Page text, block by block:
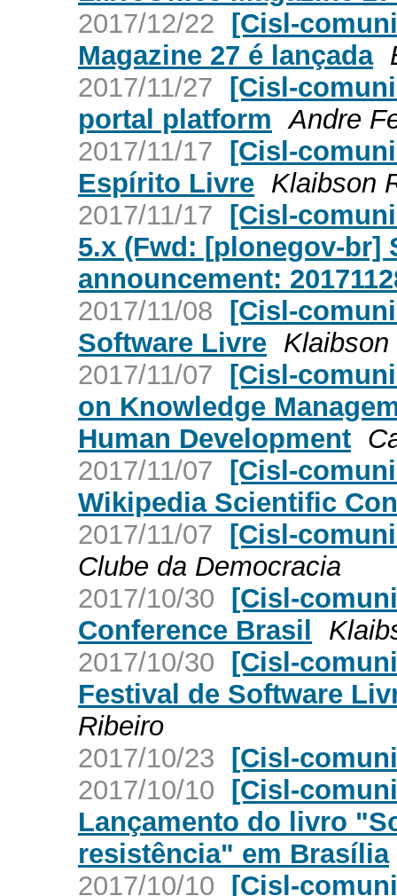
2017/12/22 [Cisl-
Magazine 27 é lançada
2017/11/27 [Cisl-
portal platform Andre
2017/11/17 [Cisl-
Espírito Livre Klaibson
2017/11/17 [Cisl-
5.x (Fwd: [plonegov-br]
announcement:
2017/11/08 [Cisl-
Software Livre Klaibson
2017/11/07 [Cisl-
on Knowledge
Human Development
2017/11/07 [Cisl-
Wikipedia Scientific
2017/11/07 [Cisl-
Clube da Democracia
2017/10/30 [Cisl-
Conference Brasil
2017/10/30 [Cisl-
Festival de Software
Ribeiro
2017/10/23 [Cisl-
2017/10/10 [Cisl-
Lançamento do livro
resistência" em Brasília
2017/10/10 [Cisl-